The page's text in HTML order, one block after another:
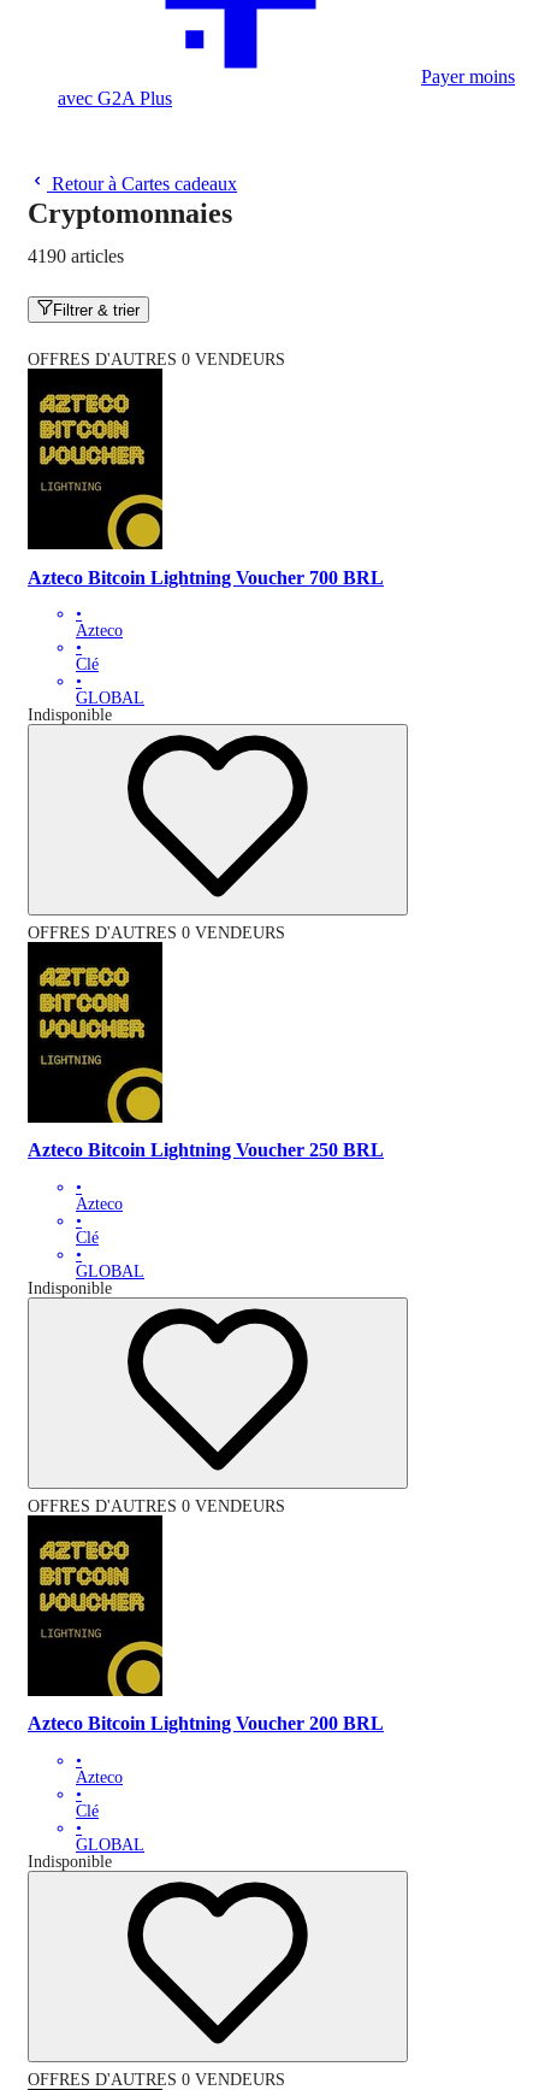
Payer moins
avec G2A Plus
Retour à Cartes cadeaux
Cryptomonnaies
4190 articles
Filtrer & trier
OFFRES D'AUTRES 0 VENDEURS
Azteco Bitcoin Lightning Voucher 700 BRL
•
Azteco
•
Clé
•
GLOBAL
Indisponible
OFFRES D'AUTRES 0 VENDEURS
Azteco Bitcoin Lightning Voucher 250 BRL
•
Azteco
•
Clé
•
GLOBAL
Indisponible
OFFRES D'AUTRES 0 VENDEURS
Azteco Bitcoin Lightning Voucher 200 BRL
•
Azteco
•
Clé
•
GLOBAL
Indisponible
OFFRES D'AUTRES 0 VENDEURS